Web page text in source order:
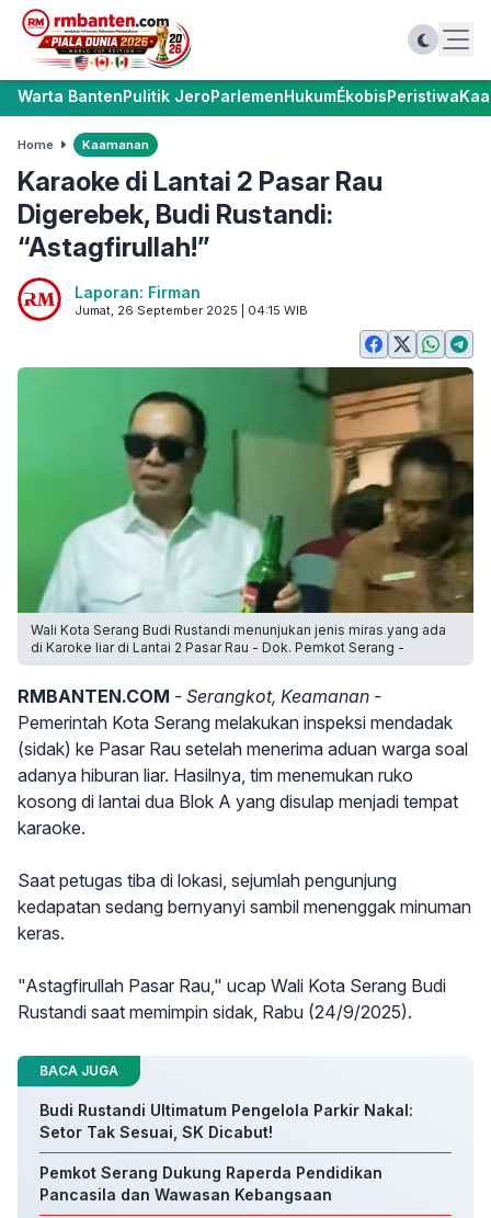
Warta BantenPulitik JeroParlemenHukumÉkobisPeristiwa
Home Kaamanan
Karaoke di Lantai 2 Pasar Rau
Digerebek, Budi Rustandi:
“Astagfirullah!”
Laporan: Firman
Jumat, 26 September 2025 | 04:15 WIB
Wali Kota Serang Budi Rustandi menunjukan jenis miras yang ada
di Karoke liar di Lantai 2 Pasar Rau - Dok. Pemkot Serang -
RMBANTEN.COM - Serangkot, Keamanan -
Pemerintah Kota Serang melakukan inspeksi mendadak
(sidak) ke Pasar Rau setelah menerima aduan warga soal
adanya hiburan liar. Hasilnya, tim menemukan ruko
kosong di lantai dua Blok A yang disulap menjadi tempat
karaoke.
Saat petugas tiba di lokasi, sejumlah pengunjung
kedapatan sedang bernyanyi sambil menenggak minuman
keras.
"Astagfirullah Pasar Rau," ucap Wali Kota Serang Budi
Rustandi saat memimpin sidak, Rabu (24/9/2025).
BACA JUGA
Budi Rustandi Ultimatum Pengelola Parkir Nakal:
Setor Tak Sesuai, SK Dicabut!
Pemkot Serang Dukung Raperda Pendidikan
Pancasila dan Wawasan Kebangsaan